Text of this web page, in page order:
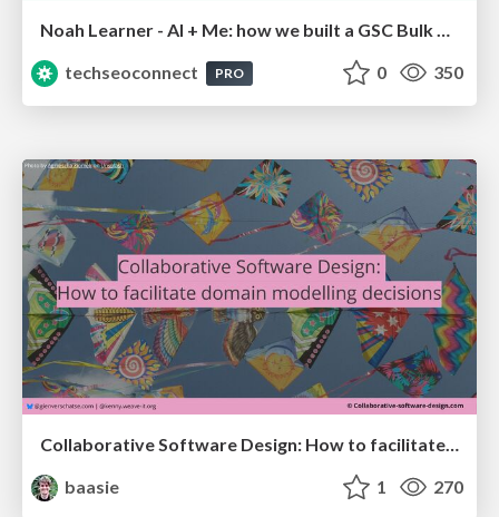
Noah Learner - AI + Me: how we built a GSC Bulk Export data pipeline
techseoconnect
PRO 0 350
Collaborative Software Design: How to facilitate domain modelling decisions
baasie
1 270